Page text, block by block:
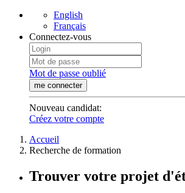
English
Français
Connectez-vous
Mot de passe oublié
me connecter
Nouveau candidat:
Créez votre compte
Accueil
Recherche de formation
Trouver votre projet